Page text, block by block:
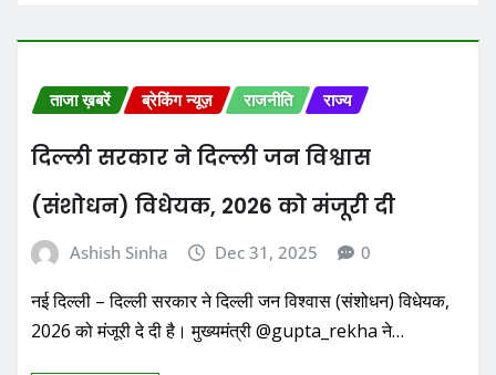
ताजा ख़बरें ब्रेकिंग न्यूज़ राजनीति राज्य
दिल्ली सरकार ने दिल्ली जन विश्वास
(संशोधन) विधेयक, 2026 को मंजूरी दी
Ashish Sinha Dec 31, 2025 0
नई दिल्ली – दिल्ली सरकार ने दिल्ली जन विश्वास (संशोधन) विधेयक,
2026 को मंजूरी दे दी है। मुख्यमंत्री @gupta_rekha ने…